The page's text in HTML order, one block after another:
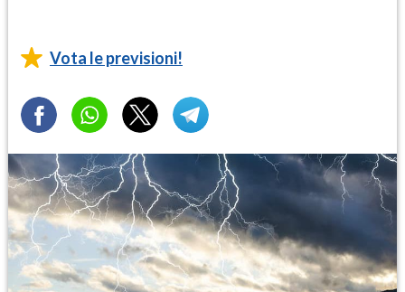
Vota le previsioni!